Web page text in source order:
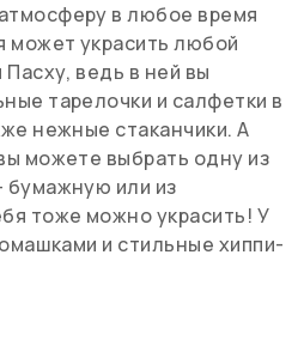
в любое время
может украсить любой
ведь в ней вы
тарелочки и салфетки в
нежные стаканчики. А
можете выбрать одну из
бумажную или из
тоже можно украсить! У
и стильные хиппи-